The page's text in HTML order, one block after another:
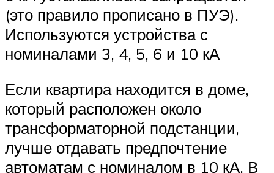
(это правило прописано в ПУЭ).
Используются устройства с
номиналами 3, 4, 5, 6 и 10 кА
Если квартира находится в доме,
который расположен около
трансформаторной подстанции,
лучше отдавать предпочтение
автоматам с номиналом в 10 кА. В